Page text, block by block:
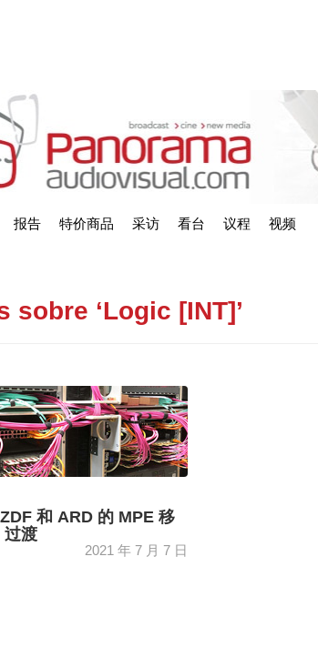
报告 特价商品 采访 看台 议程 视频
sobre ‘Logic [INT]’
和 ARD 的 MPE 移
过渡
2021 年 7 月 7 日